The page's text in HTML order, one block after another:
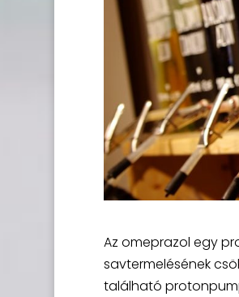
Az omeprazol egy
savtermelésének
található